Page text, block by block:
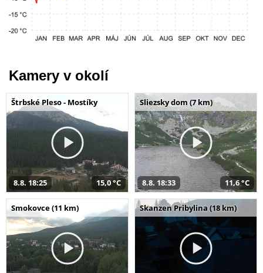
Kamery v okolí
Štrbské Pleso - Mostíky
8.8. 18:25 15,0 °C
Sliezsky dom (7 km)
8.8. 18:33 11,6 °C
Smokovce (11 km) Skanzen Pribylina (18 km)